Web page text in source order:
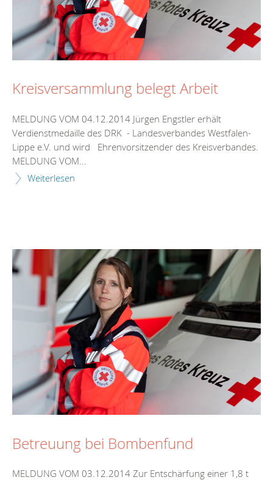
Kreisversammlung belegt Arbeit
MELDUNG VOM 04.12.2014 Jürgen Engstler erhält
Verdienstmedaille des DRK - Landesverbandes Westfalen-
Lippe e.V. und wird Ehrenvorsitzender des Kreisverbandes.
MELDUNG VOM...
Weiterlesen
Betreuung bei Bombenfund
MELDUNG VOM 03.12.2014 Zur Entschärfung einer 1,8 t